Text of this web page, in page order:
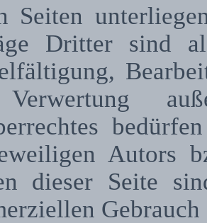
Seiten
Dritter sind
Autors
dieser Seite
Gebrauch